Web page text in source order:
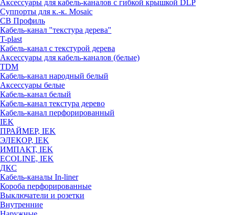
Аксессуары для кабель-каналов с гибкой крышкой DLP
Суппорты для к.-к. Mosaic
СВ Профиль
Кабель-канал "текстура дерева"
T-plast
Кабель-канал с текстурой дерева
Аксессуары для кабель-каналов (белые)
TDM
Кабель-канал народный белый
Аксессуары белые
Кабель-канал белый
Кабель-канал текстура дерево
Кабель-канал перфорированный
IEK
ПРАЙМЕР, IEK
ЭЛЕКОР, IEK
ИМПАКТ, IEK
ECOLINE, IEK
ДКС
Кабель-каналы In-liner
Короба перфорированные
Выключатели и розетки
Внутренние